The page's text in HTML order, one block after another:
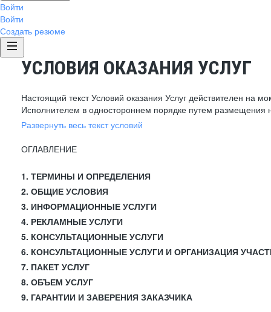
Войти
Войти
Создать резюме
УСЛОВИЯ ОКАЗАНИЯ УСЛУГ
Настоящий текст Условий оказания Услуг действителен на
Исполнителем в одностороннем порядке путем размещения
Развернуть весь текст условий
ОГЛАВЛЕНИЕ
1. ТЕРМИНЫ И ОПРЕДЕЛЕНИЯ
2. ОБЩИЕ УСЛОВИЯ
3. ИНФОРМАЦИОННЫЕ УСЛУГИ
4. РЕКЛАМНЫЕ УСЛУГИ
5. КОНСУЛЬТАЦИОННЫЕ УСЛУГИ
6. КОНСУЛЬТАЦИОННЫЕ УСЛУГИ И ОРГАНИЗАЦИЯ
7. ПАКЕТ УСЛУГ
8. ОБЪЕМ УСЛУГ
9. ГАРАНТИИ И ЗАВЕРЕНИЯ ЗАКАЗЧИКА